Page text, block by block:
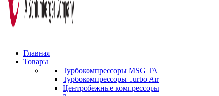
Главная
Товары
Турбокомпрессоры MSG TA
Турбокомпрессоры Turbo Air
Центробежные компрессоры